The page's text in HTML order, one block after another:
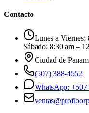
Contacto
Lunes a Viernes:
Sábado: 8:30 am –
Ciudad de
(507) 388-4552
WhatsApp: +507